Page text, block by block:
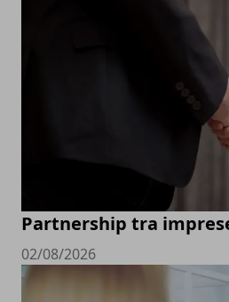
Partnership tra
02/08/2026